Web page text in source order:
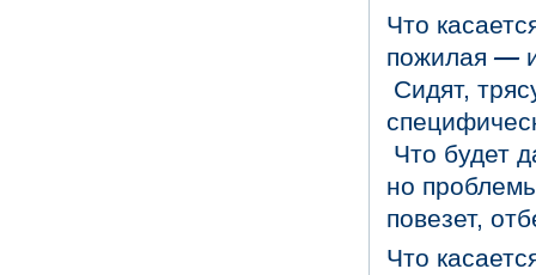
Что
пожилая —
Сидят,
Что будет
но
повезет,
Что